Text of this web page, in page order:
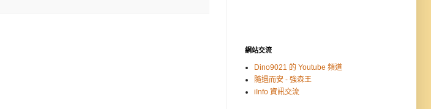
網站交流
Dino9021 的 Youtube 頻道
隨遇而安 - 強森王
iInfo 資訊交流